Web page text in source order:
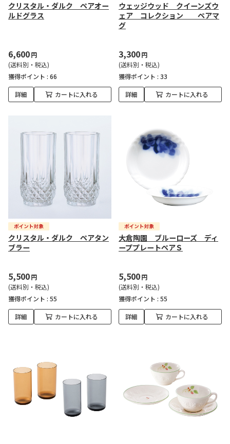
クリスタル・ダルク ペアオー
ルドグラス
6,600円
(送料別・税込)
獲得ポイント : 66
詳細 カートに入れる
ウェッジウッド クイーンズウ
ェア コレクション ペアマ
グ
3,300円
(送料別・税込)
獲得ポイント : 33
詳細 カートに入れる
クリスタル・ダルク ペアタン
ブラー
5,500円
(送料別・税込)
獲得ポイント : 55
詳細 カートに入れる
大倉陶園 ブルーローズ ディ
ーププレートペアＳ
5,500円
(送料別・税込)
獲得ポイント : 55
詳細 カートに入れる